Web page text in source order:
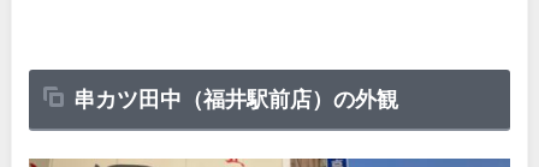
串カツ田中（福井駅前店）の外観